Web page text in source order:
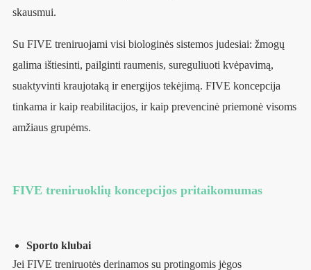
skausmui.
Su FIVE treniruojami visi biologinės sistemos judesiai: žmogų
galima ištiesinti, pailginti raumenis, sureguliuoti kvėpavimą,
suaktyvinti kraujotaką ir energijos tekėjimą. FIVE koncepcija
tinkama ir kaip reabilitacijos, ir kaip prevencinė priemonė visoms
amžiaus grupėms.
FIVE treniruoklių koncepcijos pritaikomumas
Sporto klubai
Jei FIVE treniruotės derinamos su protingomis jėgos